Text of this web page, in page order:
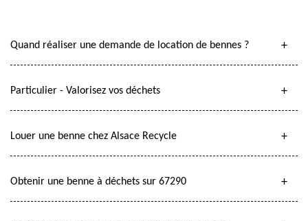
Quand réaliser une demande de location de bennes ?
Particulier - Valorisez vos déchets
Louer une benne chez Alsace Recycle
Obtenir une benne à déchets sur 67290